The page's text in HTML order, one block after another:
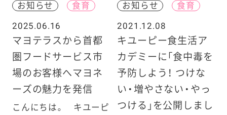
お知らせ
食育
2025.06.16
マヨテラスから首都
圏フードサービス市
場のお客様へマヨネ
ーズの魅力を発信
こんにちは。 キユーピ
お知らせ
食育
2021.12.08
キユーピー食生活ア
カデミーに「食中毒を
予防しよう！ つけな
い・増やさない・やっ
つける」を公開しまし